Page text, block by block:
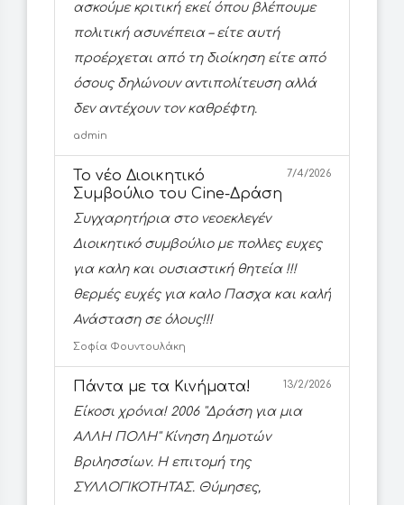
ασκούμε κριτική εκεί όπου βλέπουμε
πολιτική ασυνέπεια – είτε αυτή
προέρχεται από τη διοίκηση είτε από
όσους δηλώνουν αντιπολίτευση αλλά
δεν αντέχουν τον καθρέφτη.
admin
Το νέο Διοικητικό
Συμβούλιο του Cine-Δράση
7/4/2026
Συγχαρητήρια στο νεοεκλεγέν
Διοικητικό συμβούλιο με πολλες ευχες
για καλη και ουσιαστική θητεία !!!
θερμές ευχές για καλο Πασχα και καλή
Ανάσταση σε όλους!!!
Σοφία Φουντουλάκη
Πάντα με τα Κινήματα! 13/2/2026
Είκοσι χρόνια! 2006 ''Δράση για μια
ΑΛΛΗ ΠΟΛΗ'' Κίνηση Δημοτών
Βριλησσίων. Η επιτομή της
ΣΥΛΛΟΓΙΚΟΤΗΤΑΣ. Θύμησες,